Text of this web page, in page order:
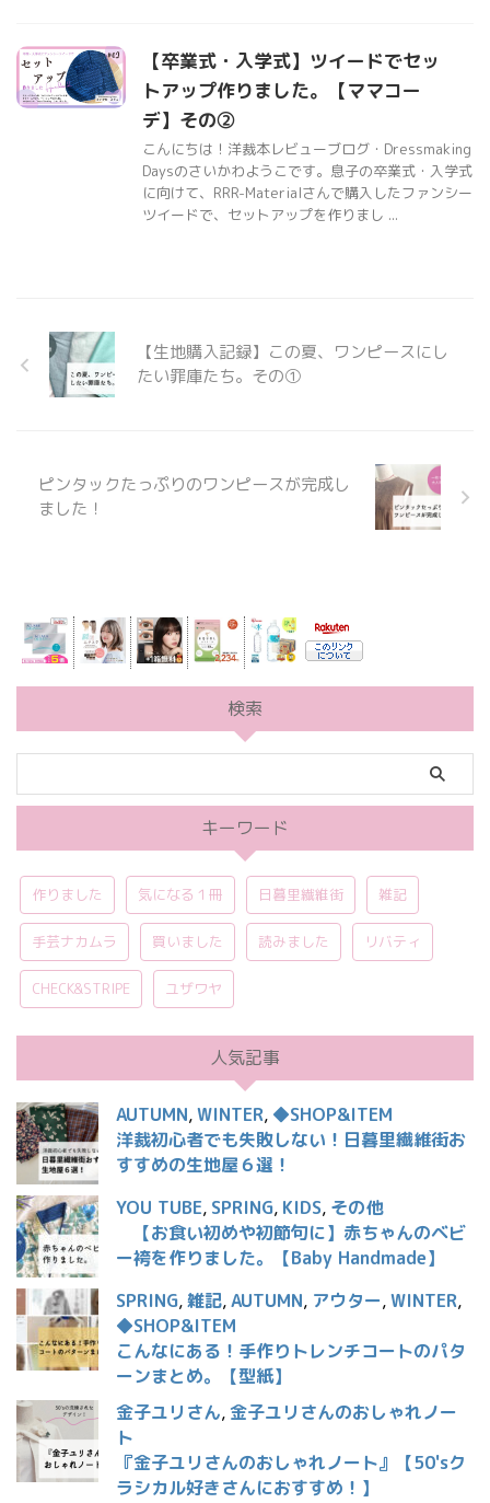
【卒業式・入学式】ツイードでセッ
トアップ作りました。【ママコー
デ】その②
こんにちは！洋裁本レビューブログ・Dressmaking
Daysのさいかわようこです。息子の卒業式・入学式
に向けて、RRR-Materialさんで購入したファンシー
ツイードで、セットアップを作りまし ...
【生地購入記録】この夏、ワンピースにし
たい罪庫たち。その①
ピンタックたっぷりのワンピースが完成し
ました！
検索
キーワード
作りました 気になる１冊 日暮里繊維街 雑記
手芸ナカムラ 買いました 読みました リバティ
CHECK&STRIPE ユザワヤ
人気記事
AUTUMN,WINTER, ◆SHOP&ITEM
洋裁初心者でも失敗しない！日暮里繊維街お
すすめの生地屋６選！
YOU TUBE, SPRING, KIDS, その他
【お食い初めや初節句に】赤ちゃんのベビ
ー袴を作りました。【Baby Handmade】
SPRING,雑記,AUTUMN, アウター,WINTER,
◆SHOP&ITEM
こんなにある！手作りトレンチコートのパタ
ーンまとめ。【型紙】
金子ユリさん, 金子ユリさんのおしゃれノー
ト
『金子ユリさんのおしゃれノート』【50'sク
ラシカル好きさんにおすすめ！】